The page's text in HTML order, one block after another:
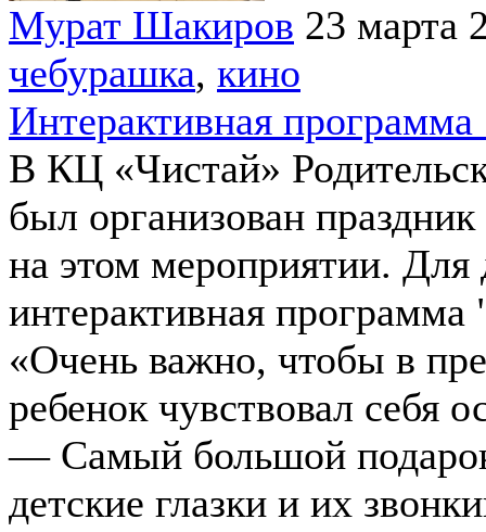
Мурат Шакиров 23 марта
чебурашка, кино
Интерактивная
В КЦ «Чистай»
был организован
на этом мероприятии. Для
интерактивная
«Очень важно, чтобы в
ребенок чувствовал себя
— Самый большой
детские глазки и их